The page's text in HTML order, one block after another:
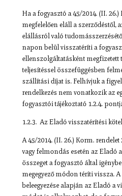
Ha a fogyasztó a 45/2014. (II.
megfelelően eláll a szerződéstől,
elállásról való
napon belül visszatéríti a
ellenszolgáltatásként megfizetett
teljesítéssel összefüggésben
szállítási díjat is. Felhívjuk a
rendelkezés nem vonatkozik az
fogyasztói tájékoztató 1.2.4.
1.2.3. Az Eladó visszatérítési
A 45/2014. (II. 26.) Korm.
vagy felmondás esetén az Eladó
összeget a fogyasztó által
megegyező módon téríti vissza.
beleegyezése alapján az Eladó a